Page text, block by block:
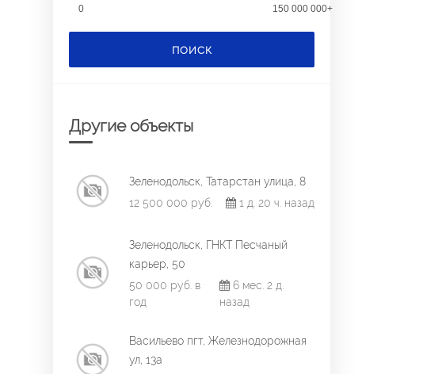
0 150 000 000+
ПОИСК
Другие объекты
Зеленодольск, Татарстан улица, 8
12 500 000 руб.
1 д. 20 ч. назад
Зеленодольск, ГНКТ Песчаный
карьер, 50
50 000 руб. в
год
6 мес. 2 д.
назад
Васильево пгт, Железнодорожная
ул, 13а